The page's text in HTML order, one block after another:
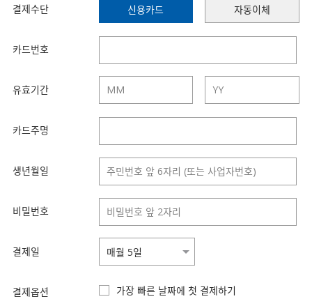
결제수단 신용카드 자동이체
카드번호
유효기간
카드주명
생년월일
비밀번호
결제일
결제옵션 가장 빠른 날짜에 첫 결제하기